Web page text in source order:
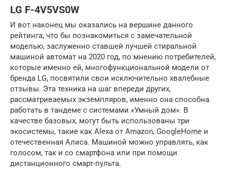
LG F-4V5VS0W
И вот наконец мы оказались на вершине данного
рейтинга, что бы познакомиться с замечательной
моделью, заслуженно ставшей лучшей стиральной
машиной автомат на 2020 год, по мнению потребителей,
которые именно ей, многофункциональной модели от
бренда LG, посвятили свои исключительно хвалебные
отзывы. Эта техника на шаг впереди других,
рассматриваемых экземпляров, именно она способна
работать в тандеме с системами «Умный дом». В
качестве базовых, могут быть использованы три
экосистемы, такие как Alexa от Amazon, GoogleHome и
отечественная Алиса. Машиной можно управлять, как
голосом, так и со смартфона или при помощи
дистанционного смарт-пульта.